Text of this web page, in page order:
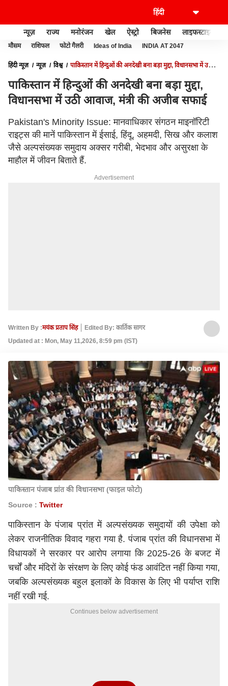
न्यूज़ राज्य मनोरंजन खेल ऐस्ट्रो बिजनेस लाइफस्टाइल
मौसम राशिफल फोटो गैलरी Ideas of India INDIA AT 2047
हिंदी न्यूज़ न्यूज़ विश्व
पाकिस्तान में हिन्दुओं की अनदेखी बना बड़ा मुद्दा, विधानसभा में उठी
पाकिस्तान में हिन्दुओं की अनदेखी बना बड़ा मुद्दा,
विधानसभा में उठी आवाज, मंत्री की अजीब सफाई
Pakistan's Minority Issue: मानवाधिकार संगठन माइनॉरिटी
राइट्स की मानें पाकिस्तान में ईसाई, हिंदू, अहमदी, सिख और कलाश
जैसे अल्पसंख्यक समुदाय अक्सर गरीबी, भेदभाव और असुरक्षा के
माहौल में जीवन बिताते हैं.
Advertisement
Written By :मयंक प्रताप सिंह
Edited By: कार्तिक सागर
Updated at : Mon, May 11,2026, 8:59 pm (IST)
पाकिस्तान पंजाब प्रांत की विधानसभा (फाइल फोटो)
Source : Twitter
पाकिस्तान के पंजाब प्रांत में अल्पसंख्यक समुदायों की उपेक्षा को
लेकर राजनीतिक विवाद गहरा गया है. पंजाब प्रांत की विधानसभा में
विधायकों ने सरकार पर आरोप लगाया कि 2025-26 के बजट में
चर्चों और मंदिरों के संरक्षण के लिए कोई फंड आवंटित नहीं किया गया,
जबकि अल्पसंख्यक बहुल इलाकों के विकास के लिए भी पर्याप्त राशि
नहीं रखी गई.
Continues below advertisement